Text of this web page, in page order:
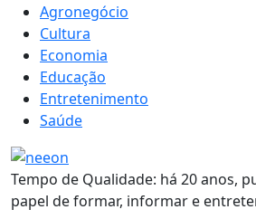
Agronegócio
Cultura
Economia
Educação
Entretenimento
Saúde
Tempo de Qualidade: há 20 anos,
papel de formar, informar e